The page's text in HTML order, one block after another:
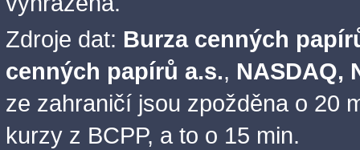
Zdroje dat: Burza cenných
cenných papírů a.s., NASDAQ,
ze zahraničí jsou zpožděna o 20
kurzy z BCPP, a to o 15 min.